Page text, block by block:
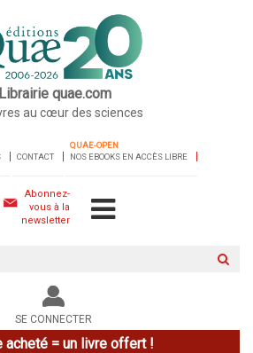
Librairie quae.com
au cœur des sciences
CONTACT
QUAE-OPEN
NOS EBOOKS EN ACCÈS LIBRE
Abonnez-
vous à la
newsletter
le
site
SE CONNECTER
acheté = un livre offert !